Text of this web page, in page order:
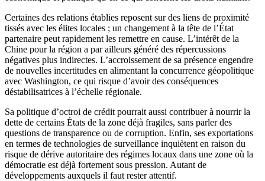
Certaines des relations établies reposent sur des liens de proximité
tissés avec les élites locales ; un changement à la tête de l’État
partenaire peut rapidement les remettre en cause. L’intérêt de la
Chine pour la région a par ailleurs généré des répercussions
négatives plus indirectes. L’accroissement de sa présence engendre
de nouvelles incertitudes en alimentant la concurrence géopolitique
avec Washington, ce qui risque d’avoir des conséquences
déstabilisatrices à l’échelle régionale.
Sa politique d’octroi de crédit pourrait aussi contribuer à nourrir la
dette de certains États de la zone déjà fragiles, sans parler des
questions de transparence ou de corruption. Enfin, ses exportations
en termes de technologies de surveillance inquiètent en raison du
risque de dérive autoritaire des régimes locaux dans une zone où la
démocratie est déjà fortement sous pression. Autant de
développements auxquels il faut rester attentif.